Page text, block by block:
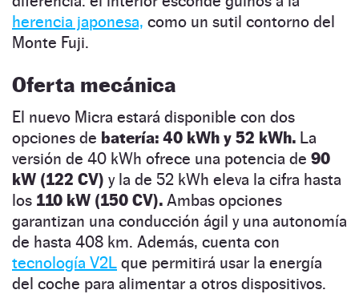
herencia japonesa, como un sutil contorno del
Monte Fuji.
Oferta mecánica
El nuevo Micra estará disponible con dos
opciones de batería: 40 kWh y 52 kWh. La
versión de 40 kWh ofrece una potencia de 90
kW (122 CV) y la de 52 kWh eleva la cifra hasta
los 110 kW (150 CV). Ambas opciones
garantizan una conducción ágil y una autonomía
de hasta 408 km. Además, cuenta con
tecnología V2L que permitirá usar la energía
del coche para alimentar a otros dispositivos.